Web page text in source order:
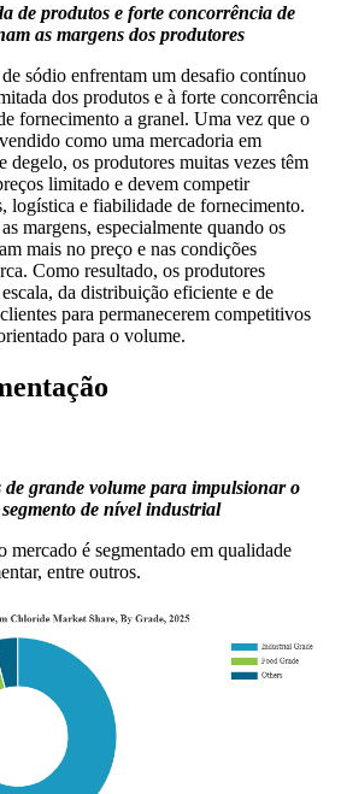
de produtos e forte concorrência de
as margens dos produtores
sódio enfrentam um desafio contínuo
dos produtos e à forte concorrência
fornecimento a granel. Uma vez que o
como uma mercadoria em
degelo, os produtores muitas vezes têm
limitado e devem competir
logística e fiabilidade de fornecimento.
margens, especialmente quando os
mais no preço e nas condições
Como resultado, os produtores
da distribuição eficiente e de
para permanecerem competitivos
para o volume.
grande volume para impulsionar o
de nível industrial
mercado é segmentado em qualidade
entre outros.